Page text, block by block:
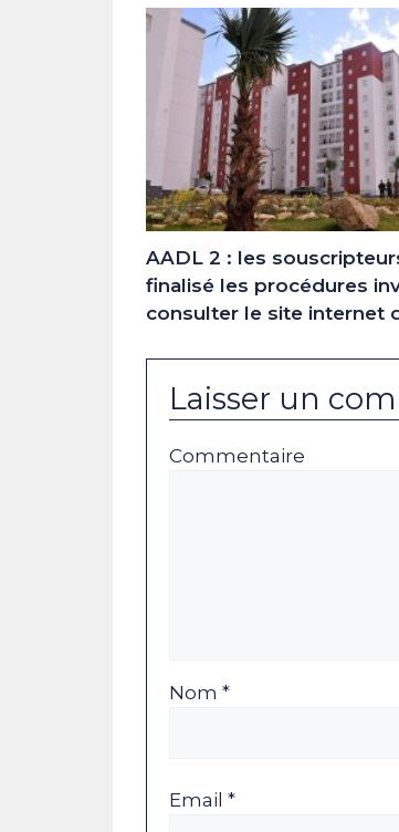
AADL 2 : les
finalisé les procédures
consulter le site internet
Laisser un
Commentaire
Nom *
Email *